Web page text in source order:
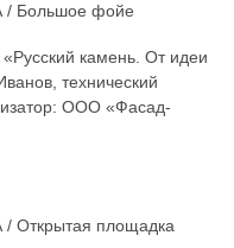
Большое фойе
камень. От идеи
технический
ООО «Фасад-
площадка